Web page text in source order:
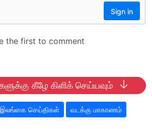
கீழே கிளிக் செய்யவும்
இலங்கை செய்திகள் வடக்கு மாகாணம்